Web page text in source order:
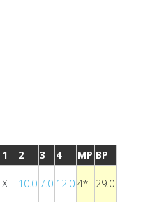
1 2 3 4 MP BP
X 10.0 7.0 12.0 4* 29.0